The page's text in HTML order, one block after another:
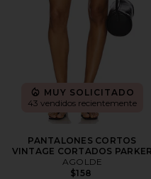
MUY SOLICITADO
43 vendidos recientemente
PANTALONES CORTOS
VINTAGE CORTADOS PARKER
AGOLDE
$158